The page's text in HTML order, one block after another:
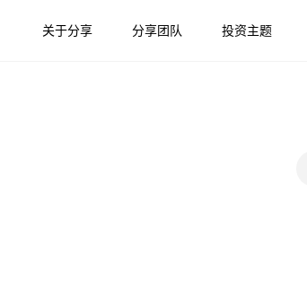
关于分享 分享团队 投资主题